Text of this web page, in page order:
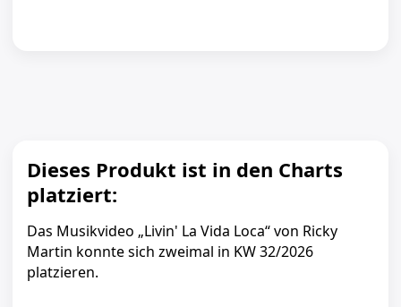
Dieses Produkt ist in den Charts
platziert:
Das Musikvideo „Livin' La Vida Loca“ von Ricky
Martin konnte sich zweimal in KW 32/2026
platzieren.